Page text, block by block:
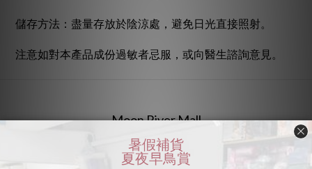
儲存方法：盡量存放於陰涼處，避免日光直接照射。
注意如對本產品成份過敏者忌服，或向醫生諮詢意見。
Moon River Mall